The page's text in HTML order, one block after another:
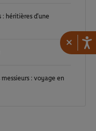
×
héritières d’une
: voyage en